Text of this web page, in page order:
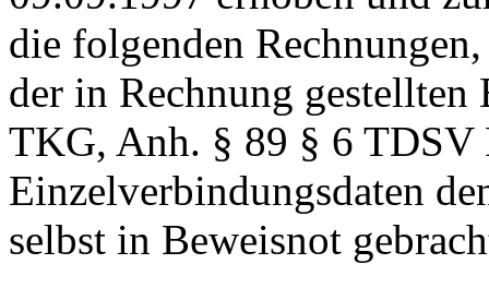
die folgenden
der in Rechnung
TKG, Anh. § 89 § 6
Einzelverbindungsdaten
selbst in Beweisnot